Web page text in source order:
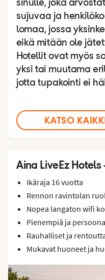
sinulle, joka
sujuvaa ja
lomaa, jossa
eikä mitään ole
Hotellit ovat myös
yksi tai muutama
jotta tupakointi ei
KATSO
Aina LiveEz
Ikäraja 16 vuotta
Rennon ravintolan
Nopea langaton wifi
Pienempiä ja
Rauhalliset ja
Mukavat huoneet ja